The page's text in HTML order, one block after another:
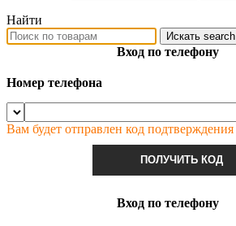
Найти
Искать search
Вход по телефону
Номер телефона
Вам будет отправлен код подтверждения
ПОЛУЧИТЬ КОД
Вход по телефону